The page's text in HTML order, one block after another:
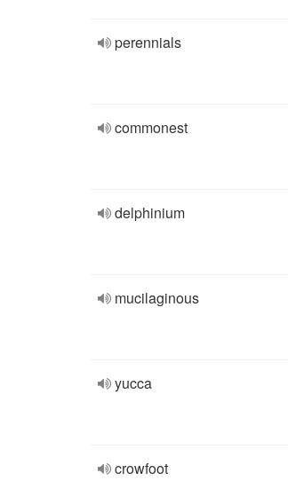
perennials
commonest
delphinium
mucilaginous
yucca
crowfoot